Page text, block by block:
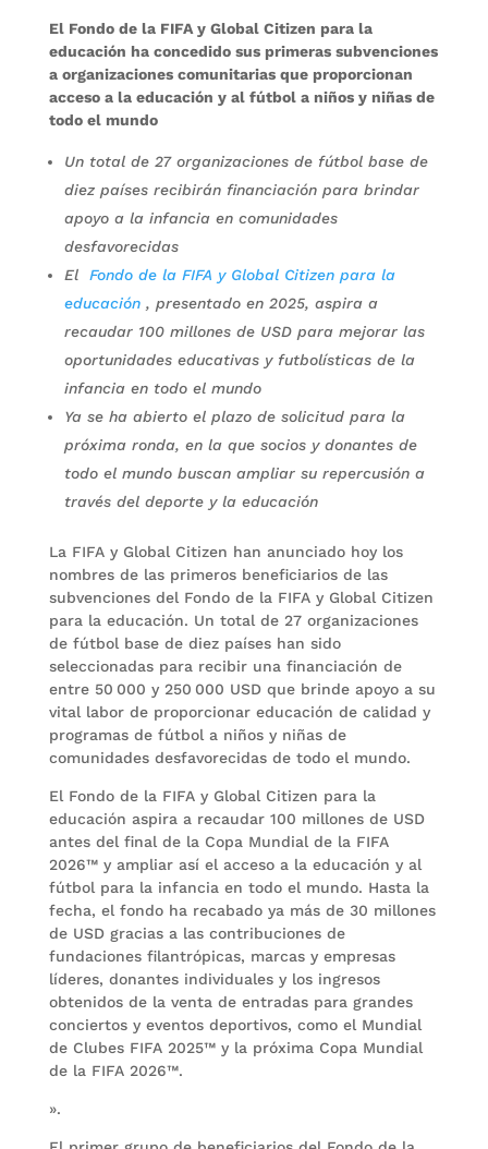
El Fondo de la FIFA y Global Citizen para la
educación ha concedido sus primeras subvenciones
a organizaciones comunitarias que proporcionan
acceso a la educación y al fútbol a niños y niñas de
todo el mundo
Un total de 27 organizaciones de fútbol base de
diez países recibirán financiación para brindar
apoyo a la infancia en comunidades
desfavorecidas
El
Fondo de la FIFA y Global Citizen para la
educación, presentado en 2025, aspira a
recaudar 100 millones de USD para mejorar las
oportunidades educativas y futbolísticas de la
infancia en todo el mundo
Ya se ha abierto el plazo de solicitud para la
próxima ronda, en la que socios y donantes de
todo el mundo buscan ampliar su repercusión a
través del deporte y la educación
La FIFA y Global Citizen han anunciado hoy los
nombres de las primeros beneficiarios de las
subvenciones del Fondo de la FIFA y Global Citizen
para la educación. Un total de 27 organizaciones
de fútbol base de diez países han sido
seleccionadas para recibir una financiación de
entre 50 000 y 250 000 USD que brinde apoyo a su
vital labor de proporcionar educación de calidad y
programas de fútbol a niños y niñas de
comunidades desfavorecidas de todo el mundo.
El Fondo de la FIFA y Global Citizen para la
educación aspira a recaudar 100 millones de USD
antes del final de la Copa Mundial de la FIFA
2026™ y ampliar así el acceso a la educación y al
fútbol para la infancia en todo el mundo. Hasta la
fecha, el fondo ha recabado ya más de 30 millones
de USD gracias a las contribuciones de
fundaciones filantrópicas, marcas y empresas
líderes, donantes individuales y los ingresos
obtenidos de la venta de entradas para grandes
conciertos y eventos deportivos, como el Mundial
de Clubes FIFA 2025™ y la próxima Copa Mundial
de la FIFA 2026™.
».